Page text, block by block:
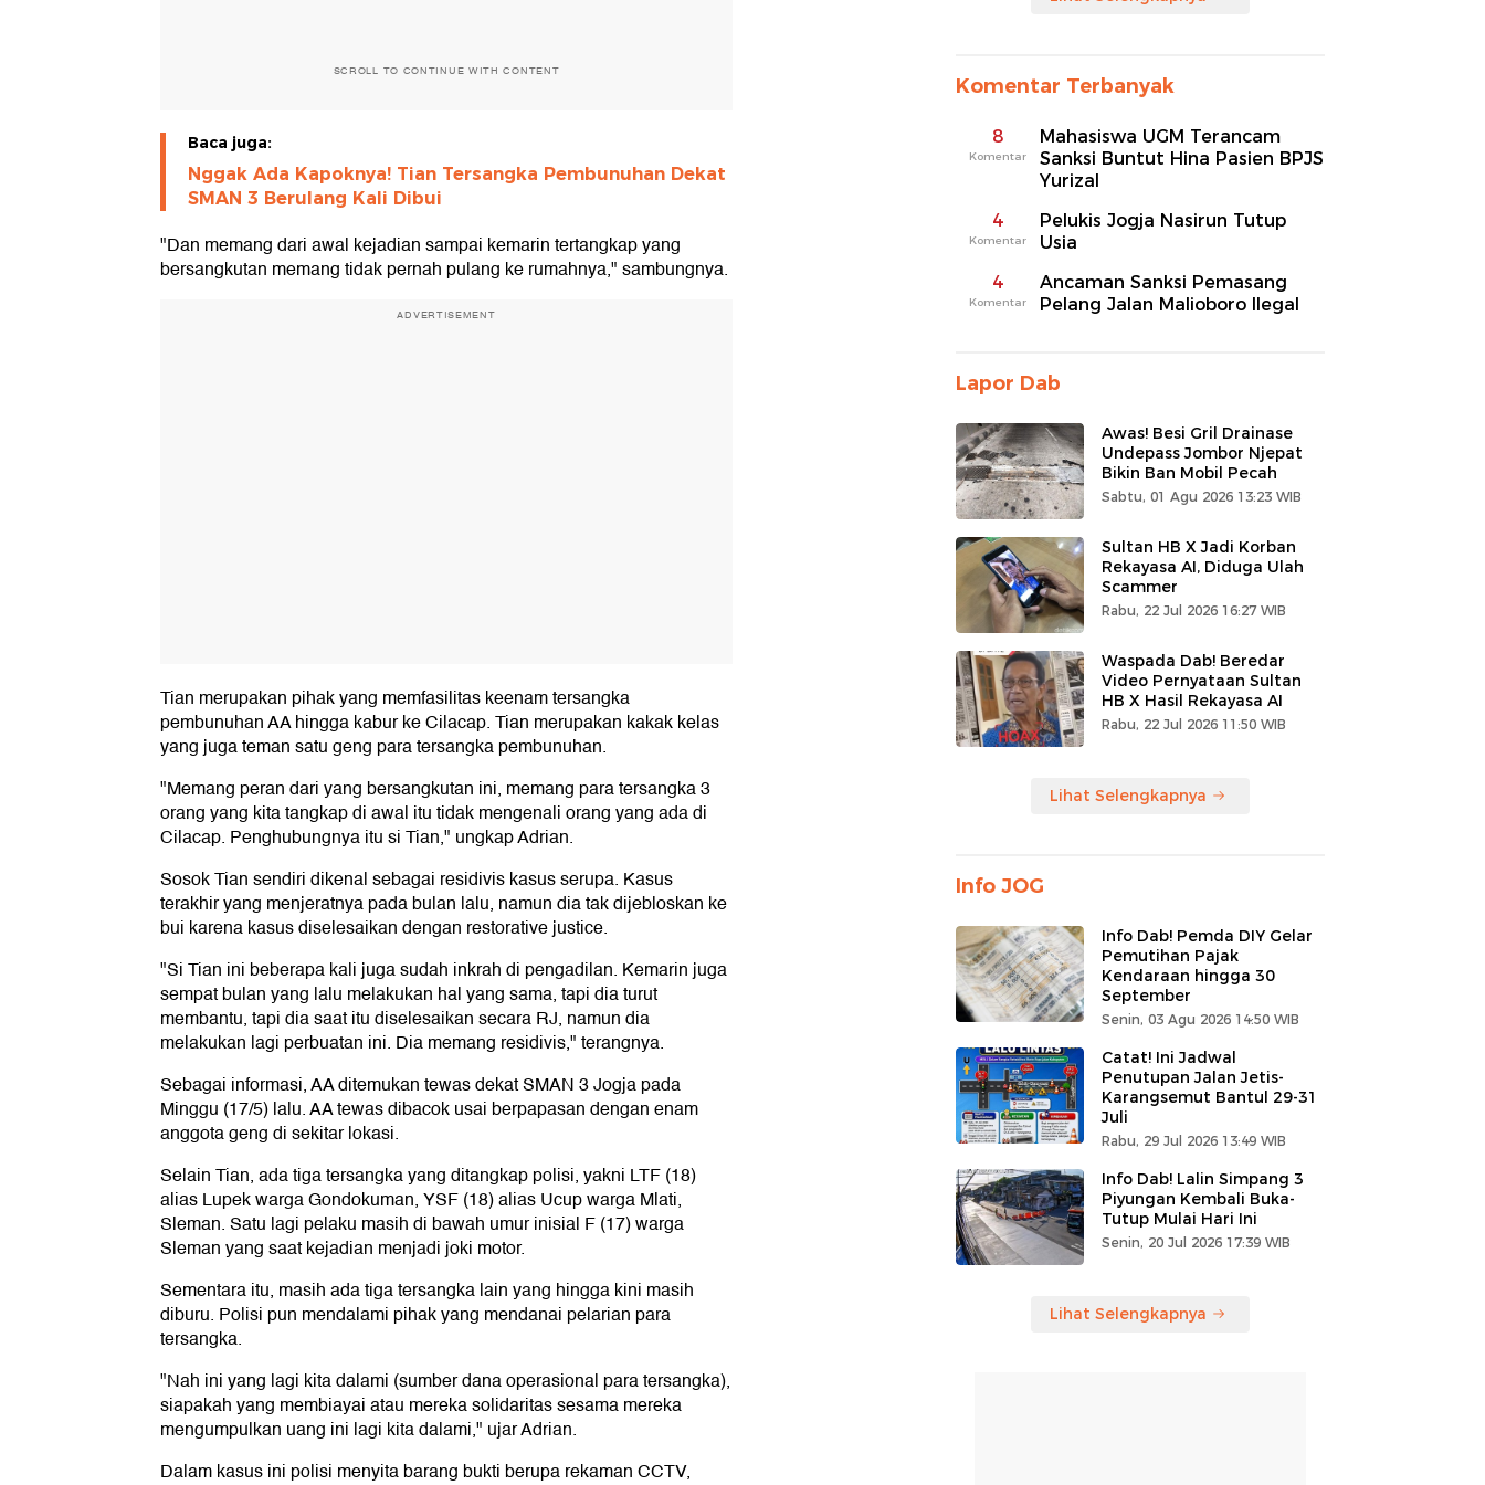
SCROLL TO CONTINUE WITH CONTENT
Baca juga:
Nggak Ada Kapoknya! Tian Tersangka Pembunuhan Dekat
SMAN 3 Berulang Kali Dibui
"Dan memang dari awal kejadian sampai kemarin tertangkap yang
bersangkutan memang tidak pernah pulang ke rumahnya," sambungnya.
ADVERTISEMENT
Tian merupakan pihak yang memfasilitas keenam tersangka
pembunuhan AA hingga kabur ke Cilacap. Tian merupakan kakak kelas
yang juga teman satu geng para tersangka pembunuhan.
"Memang peran dari yang bersangkutan ini, memang para tersangka 3
orang yang kita tangkap di awal itu tidak mengenali orang yang ada di
Cilacap. Penghubungnya itu si Tian," ungkap Adrian.
Sosok Tian sendiri dikenal sebagai residivis kasus serupa. Kasus
terakhir yang menjeratnya pada bulan lalu, namun dia tak dijebloskan ke
bui karena kasus diselesaikan dengan restorative justice.
"Si Tian ini beberapa kali juga sudah inkrah di pengadilan. Kemarin juga
sempat bulan yang lalu melakukan hal yang sama, tapi dia turut
membantu, tapi dia saat itu diselesaikan secara RJ, namun dia
melakukan lagi perbuatan ini. Dia memang residivis," terangnya.
Sebagai informasi, AA ditemukan tewas dekat SMAN 3 Jogja pada
Minggu (17/5) lalu. AA tewas dibacok usai berpapasan dengan enam
anggota geng di sekitar lokasi.
Selain Tian, ada tiga tersangka yang ditangkap polisi, yakni LTF (18)
alias Lupek warga Gondokuman, YSF (18) alias Ucup warga Mlati,
Sleman. Satu lagi pelaku masih di bawah umur inisial F (17) warga
Sleman yang saat kejadian menjadi joki motor.
Sementara itu, masih ada tiga tersangka lain yang hingga kini masih
diburu. Polisi pun mendalami pihak yang mendanai pelarian para
tersangka.
"Nah ini yang lagi kita dalami (sumber dana operasional para tersangka),
siapakah yang membiayai atau mereka solidaritas sesama mereka
mengumpulkan uang ini lagi kita dalami," ujar Adrian.
Dalam kasus ini polisi menyita barang bukti berupa rekaman CCTV,
Komentar Terbanyak
8
Komentar
Mahasiswa UGM Terancam
Sanksi Buntut Hina Pasien BPJS
Yurizal
4
Komentar
Pelukis Jogja Nasirun Tutup
Usia
4
Komentar
Ancaman Sanksi Pemasang
Pelang Jalan Malioboro Ilegal
Lapor Dab
Awas! Besi Gril Drainase
Undepass Jombor Njepat
Bikin Ban Mobil Pecah
Sabtu, 01 Agu 2026 13:23 WIB
Sultan HB X Jadi Korban
Rekayasa AI, Diduga Ulah
Scammer
Rabu, 22 Jul 2026 16:27 WIB
Waspada Dab! Beredar
Video Pernyataan Sultan
HB X Hasil Rekayasa AI
Rabu, 22 Jul 2026 11:50 WIB
Lihat Selengkapnya
Info JOG
Info Dab! Pemda DIY Gelar
Pemutihan Pajak
Kendaraan hingga 30
September
Senin, 03 Agu 2026 14:50 WIB
Catat! Ini Jadwal
Penutupan Jalan Jetis-
Karangsemut Bantul 29-31
Juli
Rabu, 29 Jul 2026 13:49 WIB
Info Dab! Lalin Simpang 3
Piyungan Kembali Buka-
Tutup Mulai Hari Ini
Senin, 20 Jul 2026 17:39 WIB
Lihat Selengkapnya